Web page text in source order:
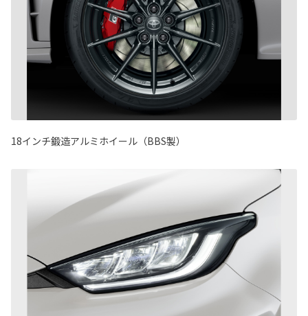
18インチ鍛造アルミホイール（BBS製）